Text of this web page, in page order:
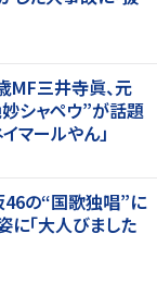
MF三井寺眞、元
シャペウ”が話題
マールやん」
46の“国歌独唱”に
「大人びました